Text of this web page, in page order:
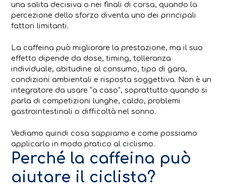
una salita decisiva o nei finali di corsa, quando la
percezione dello sforzo diventa uno dei principali
fattori limitanti.
La caffeina può migliorare la prestazione, ma il suo
effetto dipende da dose, timing, tolleranza
individuale, abitudine al consumo, tipo di gara,
condizioni ambientali e risposta soggettiva. Non è un
integratore da usare “a caso”, soprattutto quando si
parla di competizioni lunghe, caldo, problemi
gastrointestinali o difficoltà nel sonno.
Vediamo quindi cosa sappiamo e come possiamo
applicarlo in modo pratico al ciclismo.
Perché la caffeina può
aiutare il ciclista?